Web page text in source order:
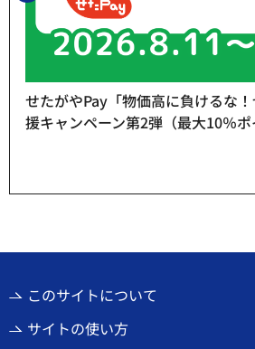
せたがやPay「物価高に負けるな
援キャンペーン第2弾（最大10％ポ
このサイトについて
サイトの使い方